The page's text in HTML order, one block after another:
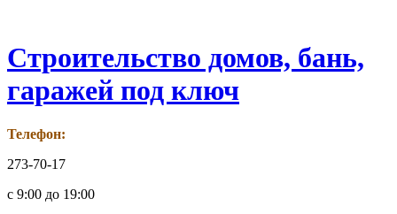
Строительство домов, бань,
гаражей под ключ
Телефон:
273-70-17
с 9:00 до 19:00